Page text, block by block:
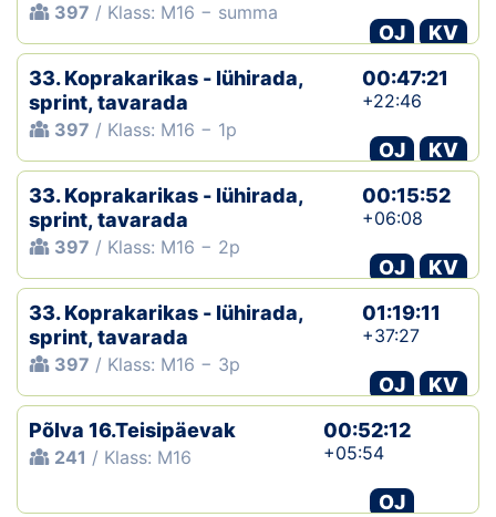
397 / Klass: M16 − summa
OJ
KV
33. Koprakarikas - lühirada,
sprint, tavarada
397 / Klass: M16 − 1p
00:47:21
+22:46
OJ
KV
33. Koprakarikas - lühirada,
sprint, tavarada
397 / Klass: M16 − 2p
00:15:52
+06:08
OJ
KV
33. Koprakarikas - lühirada,
sprint, tavarada
397 / Klass: M16 − 3p
01:19:11
+37:27
OJ
KV
Põlva 16.Teisipäevak
241 / Klass: M16
00:52:12
+05:54
OJ